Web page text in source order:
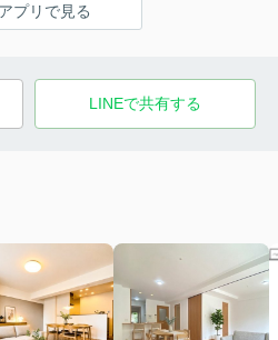
プリで見る
LINEで共有する